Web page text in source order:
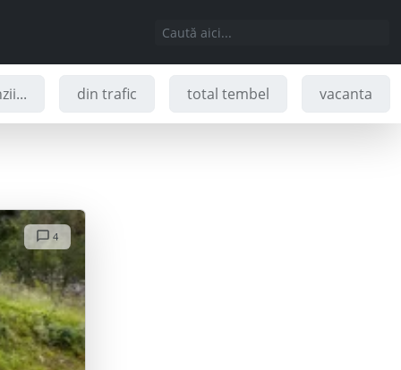
din trafic total tembel vacanta
4